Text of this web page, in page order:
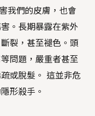
我們的皮膚，也會
。長期暴露在紫外
裂，甚至褪色。頭
問題，嚴重者甚至
或脫髮。 這並非危
形殺手。